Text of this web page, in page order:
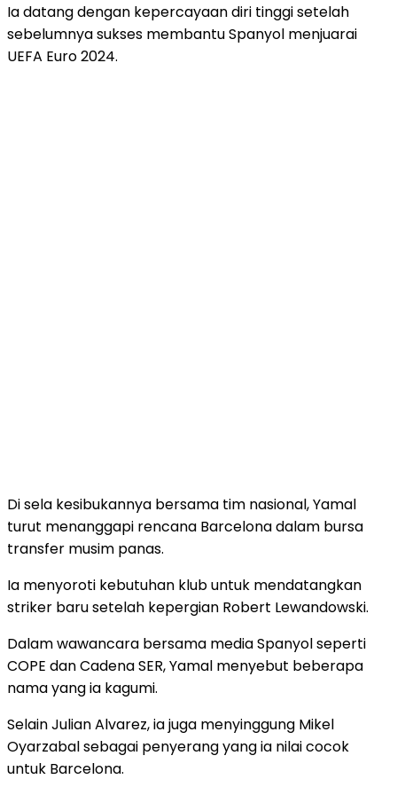
Ia datang dengan kepercayaan diri tinggi setelah
sebelumnya sukses membantu Spanyol menjuarai
UEFA Euro 2024.
Di sela kesibukannya bersama tim nasional, Yamal
turut menanggapi rencana Barcelona dalam bursa
transfer musim panas.
Ia menyoroti kebutuhan klub untuk mendatangkan
striker baru setelah kepergian Robert Lewandowski.
Dalam wawancara bersama media Spanyol seperti
COPE dan Cadena SER, Yamal menyebut beberapa
nama yang ia kagumi.
Selain Julian Alvarez, ia juga menyinggung Mikel
Oyarzabal sebagai penyerang yang ia nilai cocok
untuk Barcelona.